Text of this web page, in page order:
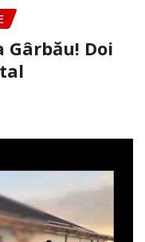
Gârbău! Doi